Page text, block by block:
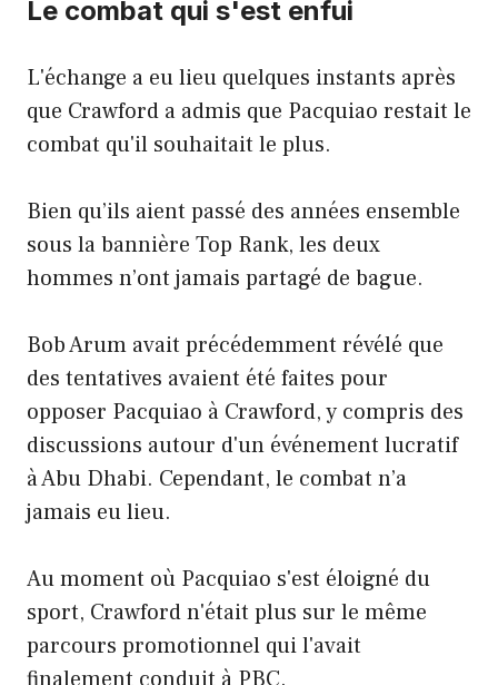
Le combat qui s'est enfui
L'échange a eu lieu quelques instants après
que Crawford a admis que Pacquiao restait le
combat qu'il souhaitait le plus.
Bien qu’ils aient passé des années ensemble
sous la bannière Top Rank, les deux
hommes n’ont jamais partagé de bague.
Bob Arum avait précédemment révélé que
des tentatives avaient été faites pour
opposer Pacquiao à Crawford, y compris des
discussions autour d'un événement lucratif
à Abu Dhabi. Cependant, le combat n’a
jamais eu lieu.
Au moment où Pacquiao s'est éloigné du
sport, Crawford n'était plus sur le même
parcours promotionnel qui l'avait